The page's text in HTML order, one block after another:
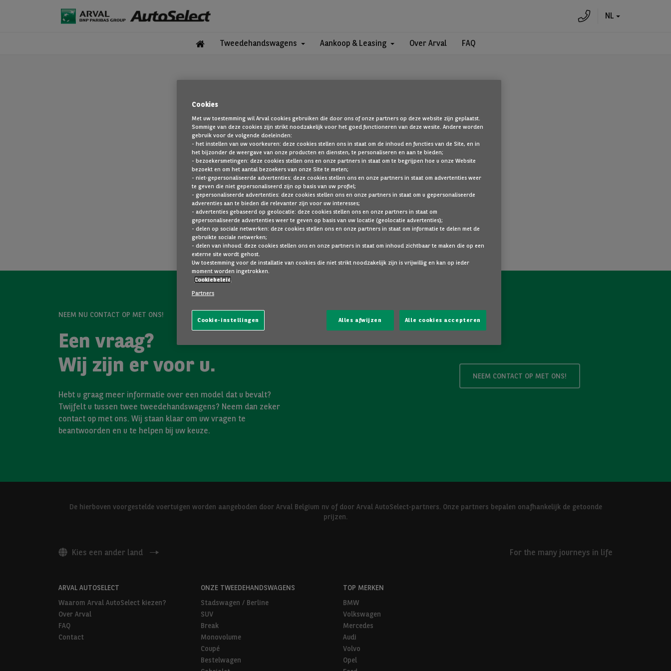
NL
Tweedehandswagens Aankoop & Leasing Over Arval FAQ
OEPS!
De pagina die u zoekt, is niet gevonden. Ga terug naar de startpagina door hier te klikken.
TERUG NAAR DE STARTPAGINA
TOON AL ONZE VOERTUIGEN
NEEM NU CONTACT OP MET ONS!
Een vraag?
Wij zijn er voor u.
Hebt u graag meer informatie over een model dat u bevalt?
Twijfelt u tussen twee tweedehandswagens? Neem dan zeker
contact op met ons. Wij staan klaar om uw vragen te
beantwoorden en u te helpen bij uw keuze.
NEEM CONTACT OP MET ONS!
De hierboven voorgestelde voertuigen worden aangeboden door Arval Belgium nv of door Arval AutoSelect-partners. Onze partners bepalen onafhankelijk de getoonde
prijzen.
Kies een ander land For the many journeys in life
ARVAL AUTOSELECT
Waarom Arval AutoSelect kiezen?
Over Arval
FAQ
Contact
ONZE TWEEDEHANDSWAGENS
Stadswagen / Berline
SUV
Break
Monovolume
Coupé
Bestelwagen
TOP MERKEN
BMW
Volkswagen
Mercedes
Audi
Volvo
Opel
Cookies
Met uw toestemming wil Arval cookies gebruiken die door ons of onze partners op deze website zijn geplaatst.
Sommige van deze cookies zijn strikt noodzakelijk voor het goed functioneren van deze wesite. Andere worden
gebruik voor de volgende doeleinden:
- het instellen van uw voorkeuren: deze cookies stellen ons in staat om de inhoud en functies van de Site, en in
het bijzonder de weergave van onze producten en diensten, te personaliseren en aan te bieden;
- bezoekersmetingen: deze cookies stellen ons en onze partners in staat om te begrijpen hoe u onze Website
bezoekt en om het aantal bezoekers van onze Site te meten;
- niet-gepersonaliseerde advertenties: deze cookies stellen ons en onze partners in staat om advertenties weer
te geven die niet gepersonaliseerd zijn op basis van uw profiel;
- gepersonaliseerde advertenties: deze cookies stellen ons en onze partners in staat om u gepersonaliseerde
adverenties aan te bieden die relevanter zijn voor uw interesses;
- advertenties gebaseerd op geolocatie: deze cookies stellen ons en onze partners in staat om
gepersonaliseerde advertenties weer te geven op basis van uw locatie (geolocatie advertenties);
- delen op sociale netwerken: deze cookies stellen ons en onze partners in staat om informatie te delen met de
gebruikte sociale netwerken;
- delen van inhoud: deze cookies stellen ons en onze partners in staat om inhoud zichtbaar te maken die op een
externe site wordt gehost.
Uw toestemming voor de installatie van cookies die niet strikt noodzakelijk zijn is vrijwillig en kan op ieder
moment worden ingetrokken.
Cookiebeleid
Partners
Cookie-instellingen Alles afwijzen Alle cookies accepteren